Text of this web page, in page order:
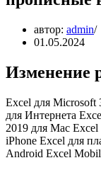
автор: admin
01.05.2024
Изменение
Excel для Microsoft
для Интернета
2019 для Mac
iPhone Excel для
Android Excel